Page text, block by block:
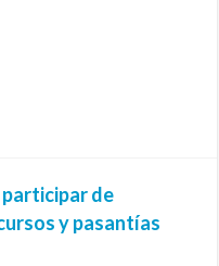
de
y pasantías